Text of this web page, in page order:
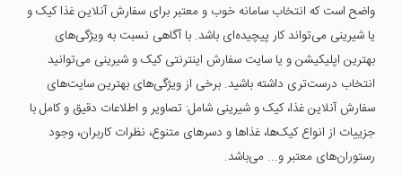
واضح است که انتخاب سامانه خوب و معتبر برای سفارش آنلاین غذا کیک و
یا شیرینی می‌تواند کار پیچیده‌ای باشد. با آگاهی نسبت به ویژگی‌های
بهترین اپلیکیشن و یا سایت سفارش اینترنتی کیک و شیرینی می‌توانید
انتخاب درست‌تری داشته باشید. برخی از ویژگی‌های بهترین سایت‌های
سفارش آنلاین غذا، کیک و شیرینی شامل: تصاویر و اطلاعات دقیق و کامل با
جزییات از انواع کیک‌ها، غذا‌ها و دسرهای متنوع، نظرات کاربران، وجود
رستوران‌های معتبر و... می‌باشد.